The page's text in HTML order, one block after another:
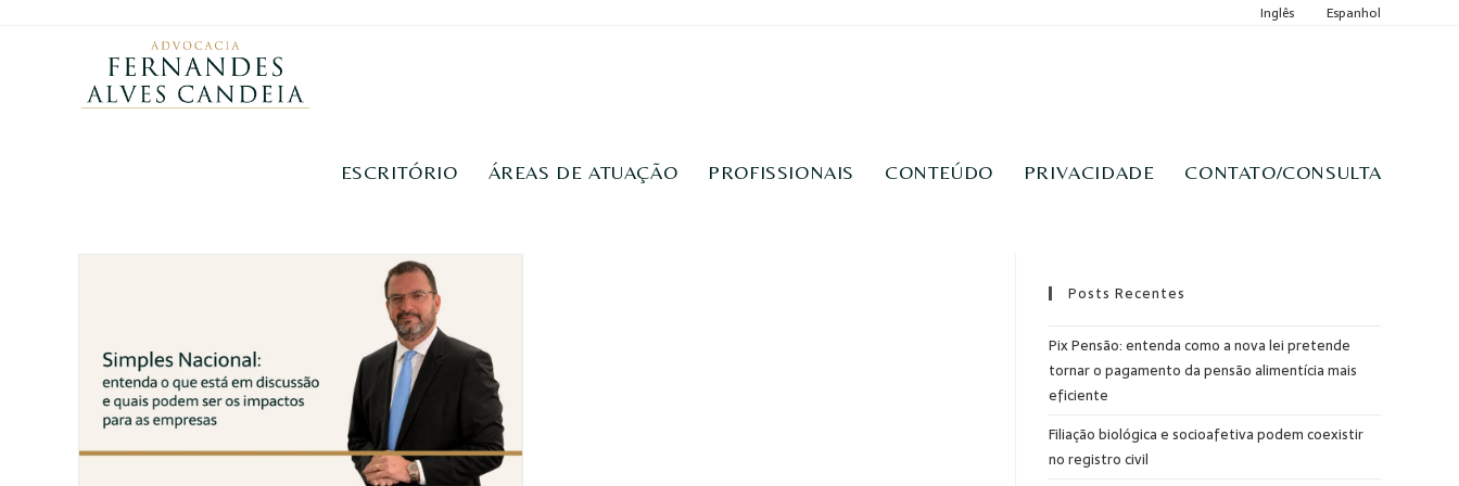
Inglês Espanhol
ESCRITÓRIO ÁREAS DE ATUAÇÃO PROFISSIONAIS CONTEÚDO PRIVACIDADE CONTATO/CONSULTA
Posts Recentes
Pix Pensão: entenda como a nova lei pretende
tornar o pagamento da pensão alimentícia mais
eficiente
Filiação biológica e socioafetiva podem coexistir
no registro civil